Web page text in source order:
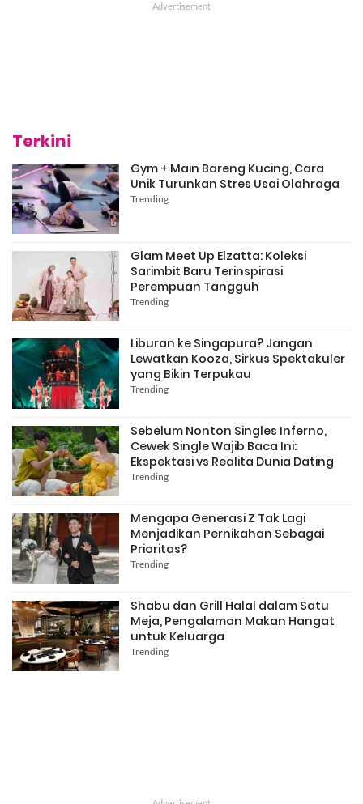
Terkini
Gym + Main Bareng Kucing, Cara
Unik Turunkan Stres Usai Olahraga
Trending
Glam Meet Up Elzatta: Koleksi
Sarimbit Baru Terinspirasi
Perempuan Tangguh
Trending
Liburan ke Singapura? Jangan
Lewatkan Kooza, Sirkus Spektakuler
yang Bikin Terpukau
Trending
Sebelum Nonton Singles Inferno,
Cewek Single Wajib Baca Ini:
Ekspektasi vs Realita Dunia Dating
Trending
Mengapa Generasi Z Tak Lagi
Menjadikan Pernikahan Sebagai
Prioritas?
Trending
Shabu dan Grill Halal dalam Satu
Meja, Pengalaman Makan Hangat
untuk Keluarga
Trending